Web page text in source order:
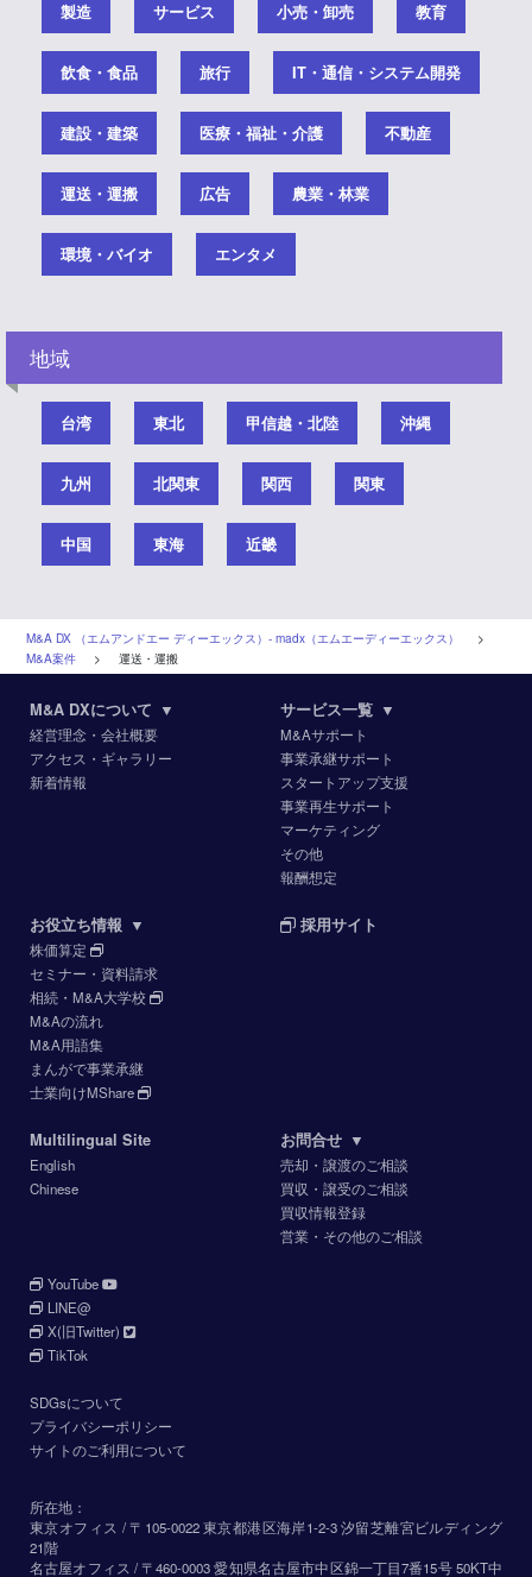
製造 サービス 小売・卸売 教育
飲食・食品 旅行 IT・通信・システム開発
建設・建築 医療・福祉・介護 不動産
運送・運搬 広告 農業・林業
環境・バイオ エンタメ
地域
台湾 東北 甲信越・北陸 沖縄
九州 北関東 関西 関東
中国 東海 近畿
M&A DX （エムアンドエー ディーエックス）‐ madx（エムエーディーエックス）
>
M&A案件 > 運送・運搬
M&A DXについて ▼
経営理念・会社概要
アクセス・ギャラリー
新着情報
サービス一覧 ▼
M&Aサポート
事業承継サポート
スタートアップ支援
事業再生サポート
マーケティング
その他
報酬想定
お役立ち情報 ▼
株価算定
セミナー・資料請求
相続・M&A大学校
M&Aの流れ
M&A用語集
まんがで事業承継
士業向けMShare
採用サイト
Multilingual Site
English
Chinese
お問合せ ▼
売却・譲渡のご相談
買収・譲受のご相談
買収情報登録
営業・その他のご相談
YouTube
LINE@
X(旧Twitter)
TikTok
SDGsについて
プライバシーポリシー
サイトのご利用について
所在地：
東京オフィス / 〒105-0022 東京都港区海岸1-2-3 汐留芝離宮ビルディング
21階
名古屋オフィス / 〒460-0003 愛知県名古屋市中区錦一丁目7番15号 50KT中